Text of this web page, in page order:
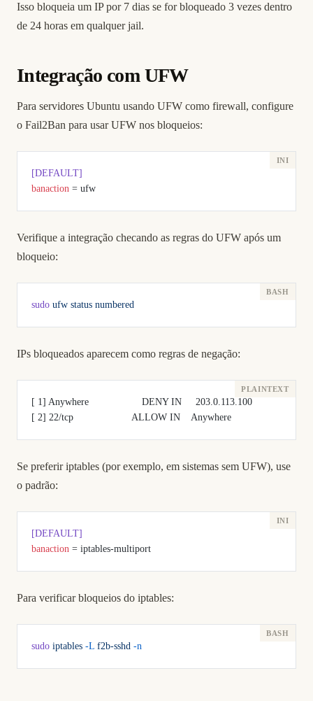
Isso bloqueia um IP por 7 dias se for bloqueado 3 vezes dentro
de 24 horas em qualquer jail.
Integração com UFW
Para servidores Ubuntu usando UFW como firewall, configure
o Fail2Ban para usar UFW nos bloqueios:
[DEFAULT]
banaction = ufw
Verifique a integração checando as regras do UFW após um
bloqueio:
sudo ufw status numbered
IPs bloqueados aparecem como regras de negação:
[ 1] Anywhere                   DENY IN     203.0.113.100
[ 2] 22/tcp                     ALLOW IN    Anywhere
Se preferir iptables (por exemplo, em sistemas sem UFW), use
o padrão:
[DEFAULT]
banaction = iptables-multiport
Para verificar bloqueios do iptables:
sudo iptables -L f2b-sshd -n